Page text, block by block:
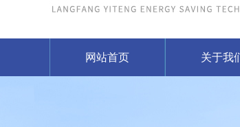
网站首页 关于我